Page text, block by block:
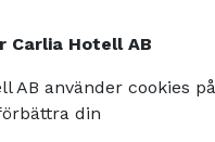
Carlia Hotell AB
AB använder cookies
din